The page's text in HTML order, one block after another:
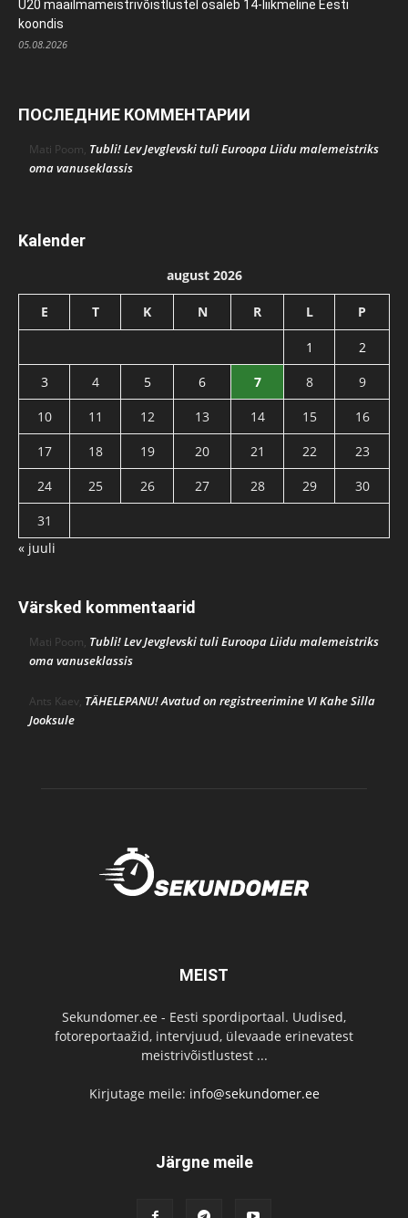
U20 maailmameistrivõistlustel osaleb 14-liikmeline Eesti
koondis
05.08.2026
ПОСЛЕДНИЕ КОММЕНТАРИИ
Mati Poom, Tubli! Lev Jevglevski tuli Euroopa Liidu malemeistriks
oma vanuseklassis
Kalender
august 2026
E T K N R L P
1
2
3
4 5 6 7 8
9
10
11 12 13 14 15
16
17
18 19 20 21 22
23
24
25 26 27 28 29
30
31
« juuli
Värsked kommentaarid
Mati Poom, Tubli! Lev Jevglevski tuli Euroopa Liidu malemeistriks
oma vanuseklassis
Ants Kaev, TÄHELEPANU! Avatud on registreerimine VI Kahe Silla
Jooksule
MEIST
Sekundomer.ee - Eesti spordiportaal. Uudised,
fotoreportaažid, intervjuud, ülevaade erinevatest
meistrivõistlustest ...
Kirjutage meile: info@sekundomer.ee
Järgne meile